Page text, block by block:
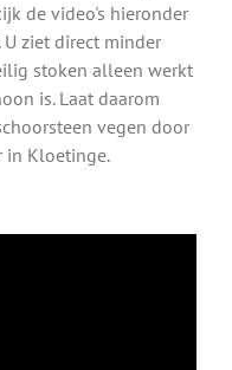
de video's hieronder
ziet direct minder
stoken alleen werkt
is. Laat daarom
vegen door
in Kloetinge.